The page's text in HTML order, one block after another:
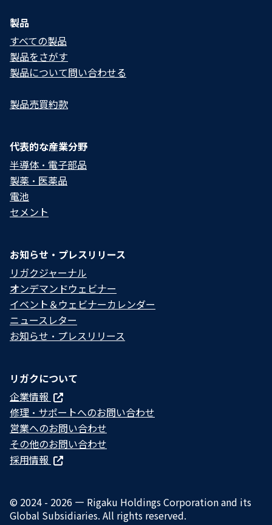
製品
すべての製品
製品をさがす
製品について問い合わせる​
製品売買約款
代表的な産業分野
半導体・電子部品
製薬・医薬品
電池
セメント
お知らせ・プレスリリース
リガクジャーナル
オンデマンドウェビナー
イベント＆ウェビナーカレンダー
ニュースレター
お知らせ・プレスリリース
リガクについて
企業情報
修理・サポートへのお問い合わせ
営業へのお問い合わせ
その他のお問い合わせ
採用情報
© 2024 - 2026 — Rigaku Holdings Corporation and its
Global Subsidiaries. All rights reserved.